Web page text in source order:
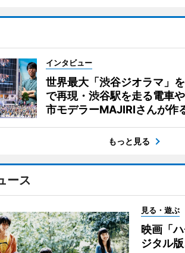
インタビュー
世界最大「渋谷ジオラマ」
で再現・渋谷駅を走る電
市モデラーMAJIRIさんが作
もっと見る
ース
見る・遊ぶ
映画「
ジタル